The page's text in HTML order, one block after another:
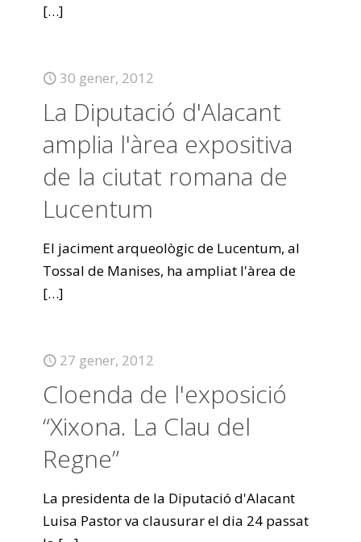
[…]
30 gener, 2012
La Diputació d'Alacant
amplia l'àrea expositiva
de la ciutat romana de
Lucentum
El jaciment arqueològic de Lucentum, al
Tossal de Manises, ha ampliat l'àrea de
[…]
27 gener, 2012
Cloenda de l'exposició
“Xixona. La Clau del
Regne”
La presidenta de la Diputació d'Alacant
Luisa Pastor va clausurar el dia 24 passat